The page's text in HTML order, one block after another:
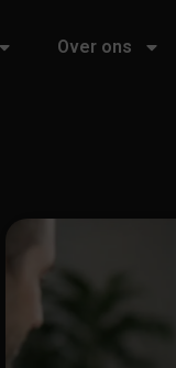
Over ons